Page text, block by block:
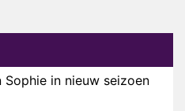
in nieuw seizoen